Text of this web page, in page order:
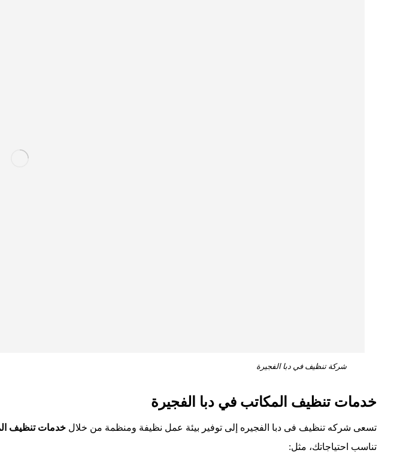
شركة تنظيف في دبا الفجيرة
خدمات تنظيف المكاتب في دبا الفجيرة
تسعى شركه تنظيف فى دبا الفجيره إلى توفير بيئة عمل نظيفة ومنظمة من خلال خدمات تنظيف
تناسب احتياجاتك، مثل: